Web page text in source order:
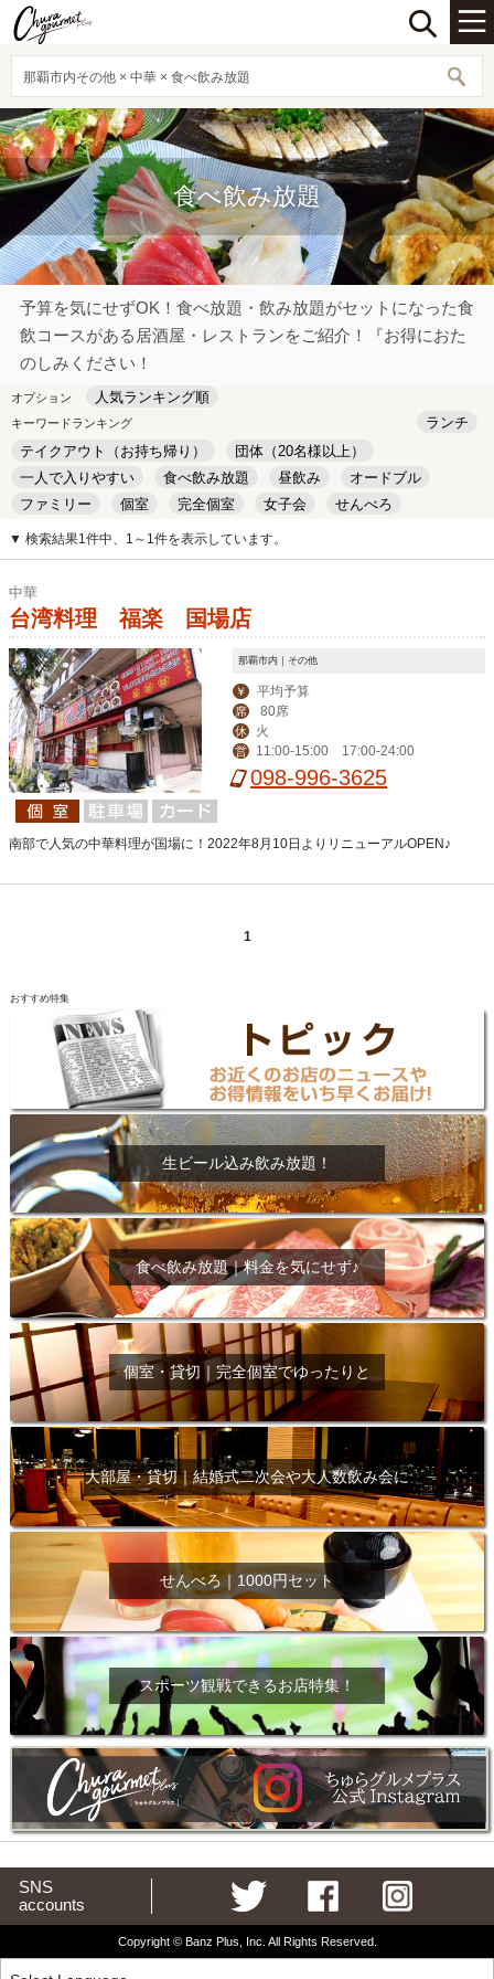
那覇市内その他 × 中華 × 食べ飲み放題
食べ飲み放題
予算を気にせずOK！食べ放題・飲み放題がセットになった食
飲コースがある居酒屋・レストランをご紹介！『お得におた
のしみください！
オプション 人気ランキング順
キーワードランキング
ランチ
テイクアウト（お持ち帰り）
団体（20名様以上）
一人で入りやすい
食べ飲み放題 昼飲み
オードブル
ファミリー
個室 完全個室 女子会
せんべろ
キッズルーム
安い デート
▼ 検索結果1件中、1～1件を表示しています。
中華
台湾料理 福楽 国場店
那覇市内｜その他
￥ 平均予算
席 80席
休 火
営 11:00-15:00 17:00-24:00
098-996-3625
南部で人気の中華料理が国場に！2022年8月10日よりリニューアルOPEN♪
1
おすすめ特集
生ビール込み飲み放題！
食べ飲み放題｜料金を気にせず♪
個室・貸切｜完全個室でゆったりと
大部屋・貸切｜結婚式二次会や大人数飲み会に
せんべろ｜1000円セット
スポーツ観戦できるお店特集！
SNS
accounts
Copyright © Banz Plus, Inc. All Rights Reserved.